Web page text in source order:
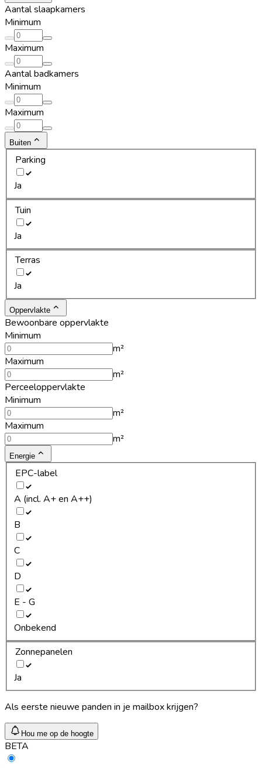
Aantal slaapkamers
Minimum
Maximum
Aantal badkamers
Minimum
Maximum
Buiten
Parking
Ja
Tuin
Ja
Terras
Ja
Oppervlakte
Bewoonbare oppervlakte
Minimum
m²
Maximum
m²
Perceeloppervlakte
Minimum
m²
Maximum
m²
Energie
EPC-label
A (incl. A+ en A++)
B
C
D
E - G
Onbekend
Zonnepanelen
Ja
Als eerste nieuwe panden in je mailbox krijgen?
Hou me op de hoogte
BETA